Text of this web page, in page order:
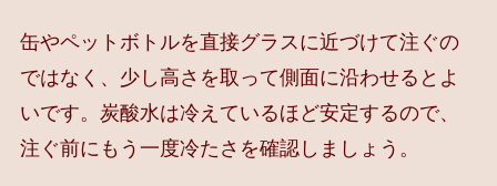
缶やペットボトルを直接グラスに近づけて注ぐの
ではなく、少し高さを取って側面に沿わせるとよ
いです。炭酸水は冷えているほど安定するので、
注ぐ前にもう一度冷たさを確認しましょう。